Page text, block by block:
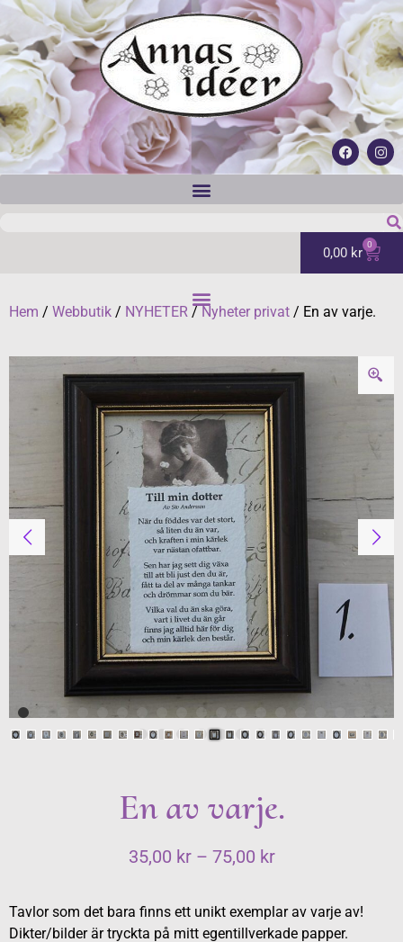
0,00 kr 0
Hem / Webbutik / NYHETER /Nyheter privat / En av varje.
En av varje.
35,00 kr – 75,00 kr
Tavlor som det bara finns ett unikt exemplar av varje av!
Dikter/bilder är tryckta på mitt egentillverkade papper.